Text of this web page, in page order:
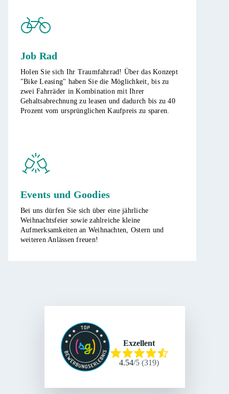
Job Rad
Holen Sie sich Ihr Traumfahrrad! Über das Konzept
"Bike Leasing" haben Sie die Möglichkeit, bis zu
zwei Fahrräder in Kombination mit Ihrer
Gehaltsabrechnung zu leasen und dadurch bis zu 40
Prozent vom ursprünglichen Kaufpreis zu sparen.
Events und Goodies
Bei uns dürfen Sie sich über eine jährliche
Weihnachtsfeier sowie zahlreiche kleine
Aufmerksamkeiten an Weihnachten, Ostern und
weiteren Anlässen freuen!
Exzellent
4.54/5 (319)